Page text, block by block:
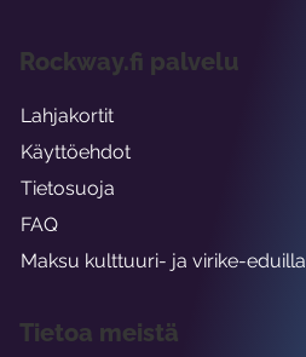
Rockway.fi palvelu
Lahjakortit
Käyttöehdot
Tietosuoja
FAQ
Maksu kulttuuri- ja virike-eduilla
Tietoa meistä